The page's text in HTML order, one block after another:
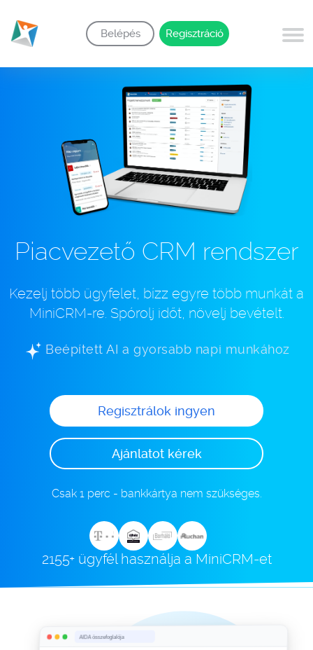
Belépés Regisztráció
Piacvezető CRM rendszer
Kezelj több ügyfelet, bízz egyre több munkát a
MiniCRM-re. Spórolj időt, növelj bevételt.
Beépített AI a gyorsabb napi munkához
Regisztrálok ingyen
Ajánlatot kérek
Csak 1 perc - bankkártya nem szükséges.
2155+ ügyfél használja a MiniCRM-et